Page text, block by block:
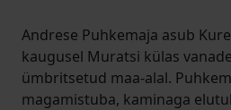
Andrese Puhkemaja asub
kaugusel Muratsi külas
ümbritsetud maa-alal.
magamistuba, kaminaga